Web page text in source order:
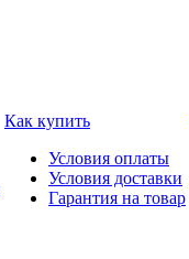
Как купить
Условия оплаты
Условия доставки
Гарантия на товар